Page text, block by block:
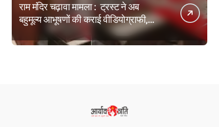
राम मंदिर चढ़ावा मामला : ट्रस्ट ने अब
बहुमूल्य आभूषणों की कराई वीडियोग्राफी,
वेबसाइट पर दिखाने की तैयारी